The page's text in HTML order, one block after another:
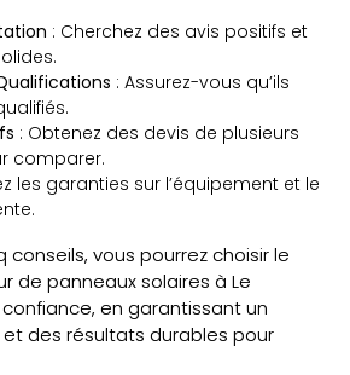
: Cherchez des avis positifs et
: Assurez-vous qu’ils
: Obtenez des devis de plusieurs
comparer.
les garanties sur l’équipement et le
conseils, vous pourrez choisir le
de panneaux solaires à Le
en garantissant un
des résultats durables pour